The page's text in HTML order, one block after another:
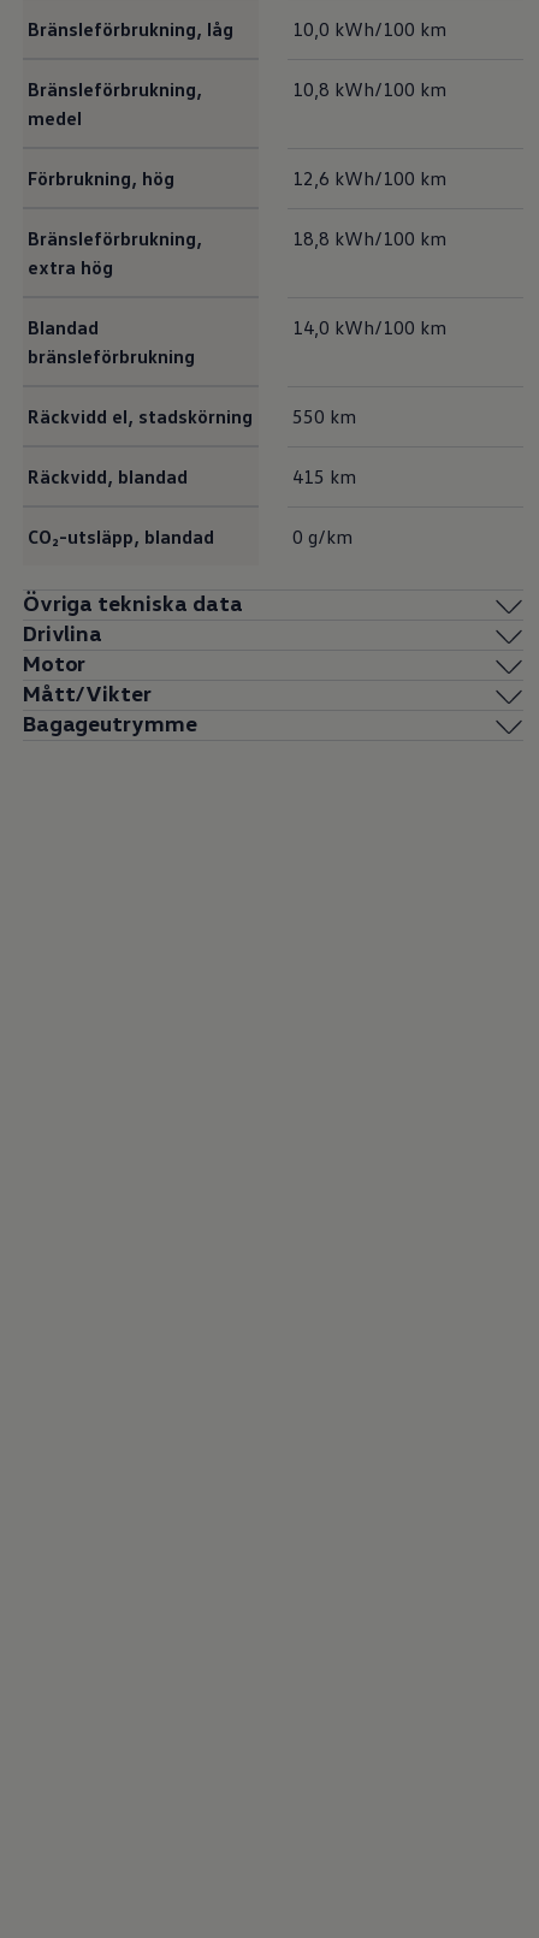
Bränsleförbrukning, låg 10,0 kWh/100 km
Bränsleförbrukning,
medel
10,8 kWh/100 km
Förbrukning, hög 12,6 kWh/100 km
Bränsleförbrukning,
extra hög
18,8 kWh/100 km
Blandad
bränsleförbrukning
14,0 kWh/100 km
Räckvidd el, stadskörning 550 km
Räckvidd, blandad 415 km
CO₂-utsläpp, blandad 0 g/km
Övriga tekniska data
Drivlina
Motor
Mått/Vikter
Bagageutrymme